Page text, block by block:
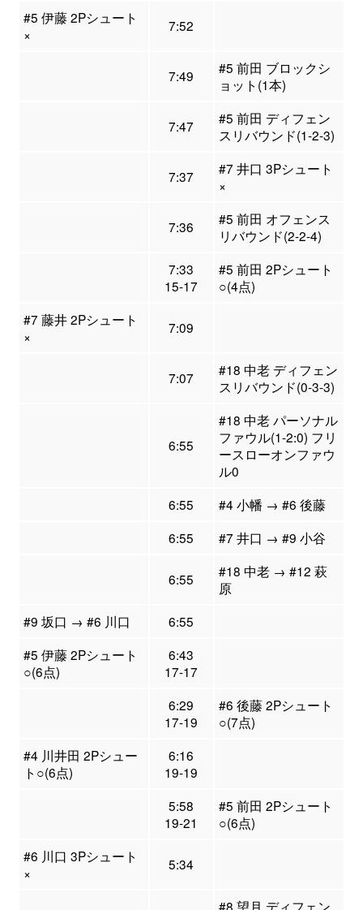
#5 伊藤 2Pシュート
×
7:52
7:49
#5 前田 ブロックシ
ョット(1本)
7:47
#5 前田 ディフェン
スリバウンド(1-2-3)
7:37
#7 井口 3Pシュート
×
7:36
#5 前田 オフェンス
リバウンド(2-2-4)
7:33
15-17
#5 前田 2Pシュート
○(4点)
#7 藤井 2Pシュート
×
7:09
7:07
#18 中老 ディフェン
スリバウンド(0-3-3)
6:55
#18 中老 パーソナル
ファウル(1-2:0) フリ
ースローオンファウ
ル0
6:55
#4 小幡 → #6 後藤
6:55
#7 井口 → #9 小谷
6:55
#18 中老 → #12 萩
原
#9 坂口 → #6 川口
6:55
#5 伊藤 2Pシュート
○(6点)
6:43
17-17
6:29
17-19
#6 後藤 2Pシュート
○(7点)
#4 川井田 2Pシュー
ト○(6点)
6:16
19-19
5:58
19-21
#5 前田 2Pシュート
○(6点)
#6 川口 3Pシュート
×
5:34
#8 望月 ディフェン